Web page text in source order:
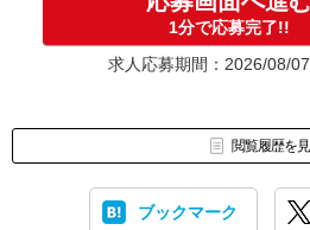
1分で応募完了!!
求人応募期間：2026/08/
閲覧履歴を
ブックマーク